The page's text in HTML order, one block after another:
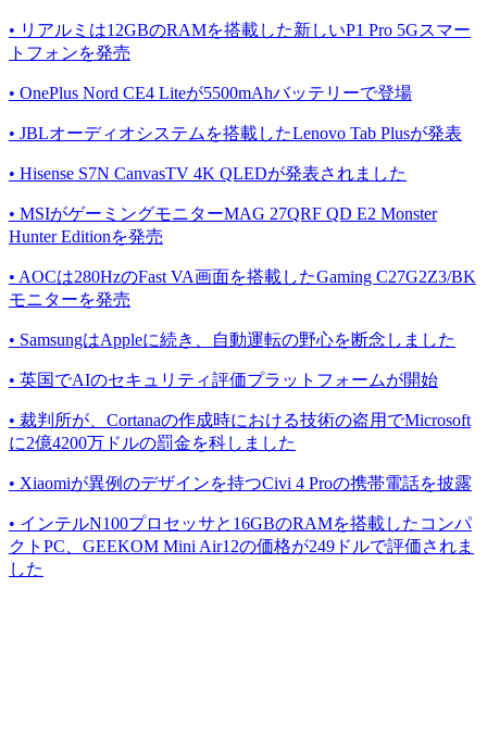
• リアルミは12GBのRAMを搭載した新しいP1 Pro 5Gスマー
トフォンを発売
• OnePlus Nord CE4 Liteが5500mAhバッテリーで登場
• JBLオーディオシステムを搭載したLenovo Tab Plusが発表
• Hisense S7N CanvasTV 4K QLEDが発表されました
• MSIがゲーミングモニターMAG 27QRF QD E2 Monster
Hunter Editionを発売
• AOCは280HzのFast VA画面を搭載したGaming C27G2Z3/BK
モニターを発売
• SamsungはAppleに続き、自動運転の野心を断念しました
• 英国でAIのセキュリティ評価プラットフォームが開始
• 裁判所が、Cortanaの作成時における技術の盗用でMicrosoft
に2億4200万ドルの罰金を科しました
• Xiaomiが異例のデザインを持つCivi 4 Proの携帯電話を披露
• インテルN100プロセッサと16GBのRAMを搭載したコンパ
クトPC、GEEKOM Mini Air12の価格が249ドルで評価されま
した